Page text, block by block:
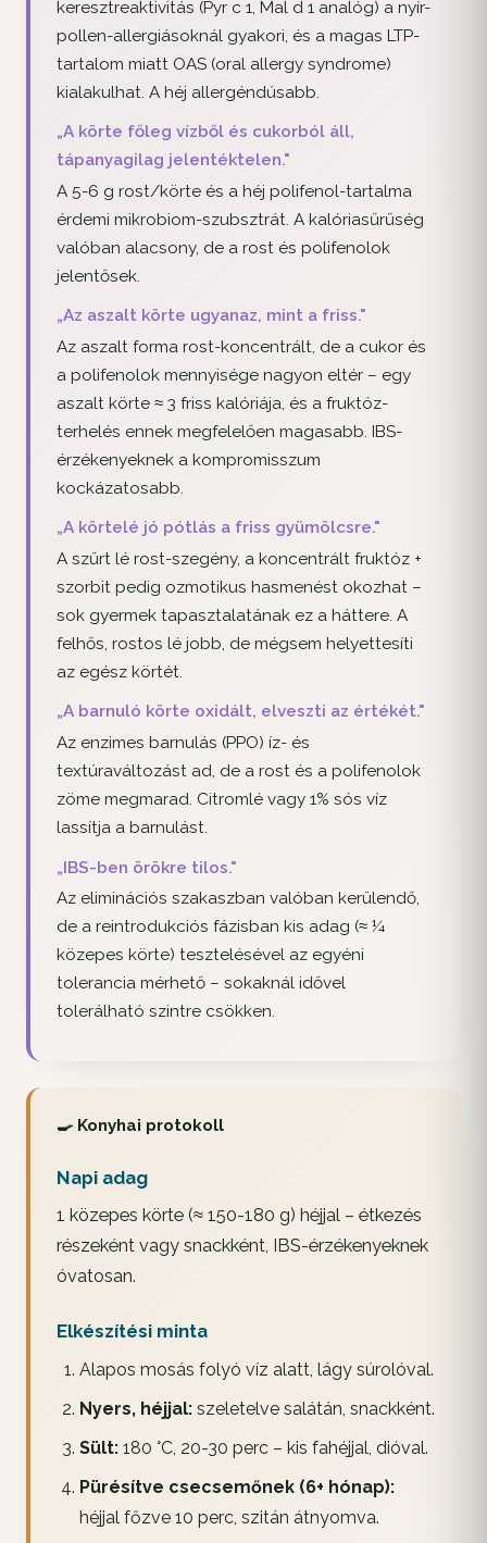
keresztreaktivitás (Pyr c 1, Mal d 1 analóg) a nyír-
pollen-allergiásoknál gyakori, és a magas LTP-
tartalom miatt OAS (oral allergy syndrome)
kialakulhat. A héj allergéndúsabb.
„A körte főleg vízből és cukorból áll,
tápanyagilag jelentéktelen."
A 5-6 g rost/körte és a héj polifenol-tartalma
érdemi mikrobiom-szubsztrát. A kalóriasűrűség
valóban alacsony, de a rost és polifenolok
jelentősek.
„Az aszalt körte ugyanaz, mint a friss."
Az aszalt forma rost-koncentrált, de a cukor és
a polifenolok mennyisége nagyon eltér – egy
aszalt körte ≈ 3 friss kalóriája, és a fruktóz-
terhelés ennek megfelelően magasabb. IBS-
érzékenyeknek a kompromisszum
kockázatosabb.
„A körtelé jó pótlás a friss gyümölcsre."
A szűrt lé rost-szegény, a koncentrált fruktóz +
szorbit pedig ozmotikus hasmenést okozhat –
sok gyermek tapasztalatának ez a háttere. A
felhős, rostos lé jobb, de mégsem helyettesíti
az egész körtét.
„A barnuló körte oxidált, elveszti az értékét."
Az enzimes barnulás (PPO) íz- és
textúraváltozást ad, de a rost és a polifenolok
zöme megmarad. Citromlé vagy 1% sós víz
lassítja a barnulást.
„IBS-ben örökre tilos."
Az eliminációs szakaszban valóban kerülendő,
de a reintrodukciós fázisban kis adag (≈ ¼
közepes körte) tesztelésével az egyéni
tolerancia mérhető – sokaknál idővel
tolerálható szintre csökken.
🍳 Konyhai protokoll
Napi adag
1 közepes körte (≈ 150-180 g) héjjal – étkezés
részeként vagy snackként, IBS-érzékenyeknek
óvatosan.
Elkészítési minta
Alapos mosás folyó víz alatt, lágy súrolóval.
Nyers, héjjal:szeletelve salátán, snackként.
Sült:180 °C, 20-30 perc – kis fahéjjal, dióval.
Pürésítve csecsemőnek (6+ hónap):
héjjal főzve 10 perc, szitán átnyomva.